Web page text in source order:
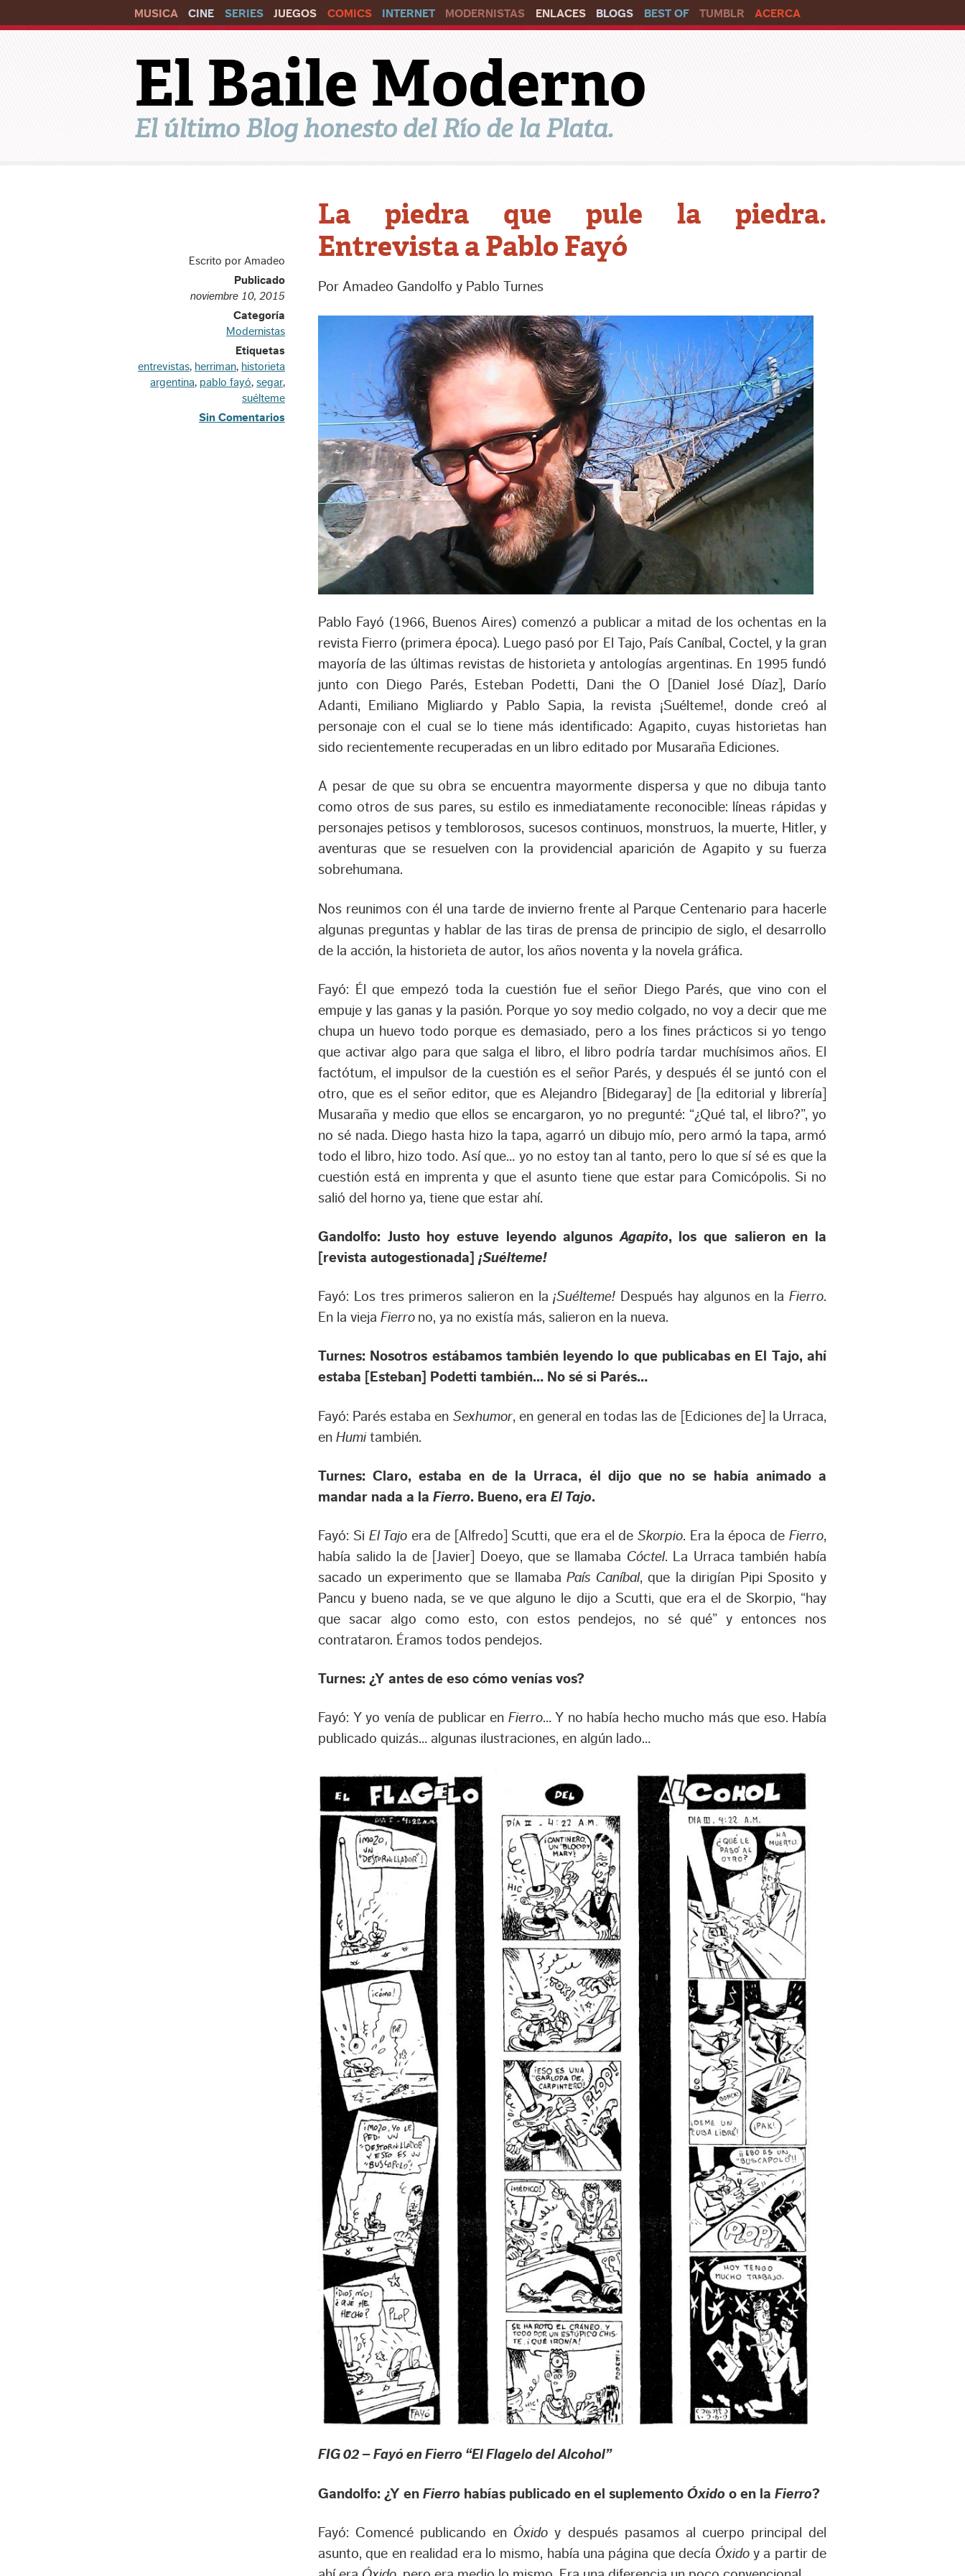
MUSICA CINE SERIES JUEGOS COMICS INTERNET MODERNISTAS ENLACES BLOGS BEST OF TUMBLR ACERCA
El Baile Moderno
El último Blog honesto del Río de la Plata.
Escrito por Amadeo
Publicado
noviembre 10, 2015
Categoría
Modernistas
Etiquetas
entrevistas, herriman, historieta
argentina, pablo fayó, segar,
suélteme
Sin Comentarios
La piedra que pule la piedra.
Entrevista a Pablo Fayó
Por Amadeo Gandolfo y Pablo Turnes
Pablo Fayó (1966, Buenos Aires) comenzó a publicar a mitad de los ochentas en la
revista Fierro (primera época). Luego pasó por El Tajo, País Caníbal, Coctel, y la gran
mayoría de las últimas revistas de historieta y antologías argentinas. En 1995 fundó
junto con Diego Parés, Esteban Podetti, Dani the O [Daniel José Díaz], Darío
Adanti, Emiliano Migliardo y Pablo Sapia, la revista ¡Suélteme!, donde creó al
personaje con el cual se lo tiene más identificado: Agapito, cuyas historietas han
sido recientemente recuperadas en un libro editado por Musaraña Ediciones.
A pesar de que su obra se encuentra mayormente dispersa y que no dibuja tanto
como otros de sus pares, su estilo es inmediatamente reconocible: líneas rápidas y
personajes petisos y temblorosos, sucesos continuos, monstruos, la muerte, Hitler, y
aventuras que se resuelven con la providencial aparición de Agapito y su fuerza
sobrehumana.
Nos reunimos con él una tarde de invierno frente al Parque Centenario para hacerle
algunas preguntas y hablar de las tiras de prensa de principio de siglo, el desarrollo
de la acción, la historieta de autor, los años noventa y la novela gráfica.
Fayó: Él que empezó toda la cuestión fue el señor Diego Parés, que vino con el
empuje y las ganas y la pasión. Porque yo soy medio colgado, no voy a decir que me
chupa un huevo todo porque es demasiado, pero a los fines prácticos si yo tengo
que activar algo para que salga el libro, el libro podría tardar muchísimos años. El
factótum, el impulsor de la cuestión es el señor Parés, y después él se juntó con el
otro, que es el señor editor, que es Alejandro [Bidegaray] de [la editorial y librería]
Musaraña y medio que ellos se encargaron, yo no pregunté: “¿Qué tal, el libro?”, yo
no sé nada. Diego hasta hizo la tapa, agarró un dibujo mío, pero armó la tapa, armó
todo el libro, hizo todo. Así que… yo no estoy tan al tanto, pero lo que sí sé es que la
cuestión está en imprenta y que el asunto tiene que estar para Comicópolis. Si no
salió del horno ya, tiene que estar ahí.
Gandolfo: Justo hoy estuve leyendo algunosAgapito, los que salieron en la
[revista autogestionada] ¡Suélteme!
Fayó: Los tres primeros salieron en la¡Suélteme! Después hay algunos en laFierro.
En la vieja Fierro no, ya no existía más, salieron en la nueva.
Turnes: Nosotros estábamos también leyendo lo que publicabas en El Tajo, ahí
estaba [Esteban] Podetti también… No sé si Parés…
Fayó: Parés estaba en Sexhumor, en general en todas las de [Ediciones de] la Urraca,
en Humitambién.
Turnes: Claro, estaba en de la Urraca, él dijo que no se había animado a
mandar nada a la Fierro. Bueno, era El Tajo.
Fayó: Si El Tajo era de [Alfredo] Scutti, que era el deSkorpio. Era la época deFierro,
había salido la de [Javier] Doeyo, que se llamaba Cóctel. La Urraca también había
sacado un experimento que se llamabaPaís Caníbal, que la dirigían Pipi Sposito y
Pancu y bueno nada, se ve que alguno le dijo a Scutti, que era el de Skorpio, “hay
que sacar algo como esto, con estos pendejos, no sé qué” y entonces nos
contrataron. Éramos todos pendejos.
Turnes: ¿Y antes de eso cómo venías vos?
Fayó: Y yo venía de publicar en Fierro… Y no había hecho mucho más que eso. Había
publicado quizás… algunas ilustraciones, en algún lado…
FIG 02 – Fayó en Fierro “El Flagelo del Alcohol”
Gandolfo: ¿Y en Fierro habías publicado en el suplemento Óxido o en la Fierro?
Fayó: Comencé publicando en Óxido y después pasamos al cuerpo principal del
asunto, que en realidad era lo mismo, había una página que decía Óxidoy a partir de